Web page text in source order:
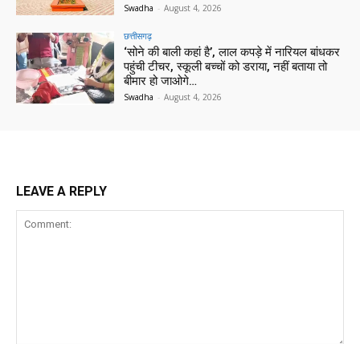
Swadha - August 4, 2026
छत्तीसगढ़
‘सोने की बाली कहां है’, लाल कपड़े में नारियल बांधकर
पहुंची टीचर, स्कूली बच्चों को डराया, नहीं बताया तो
बीमार हो जाओगे…
Swadha - August 4, 2026
LEAVE A REPLY